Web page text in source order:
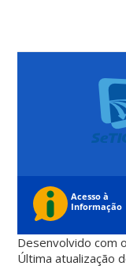
Desenvolvido com
Última atualização